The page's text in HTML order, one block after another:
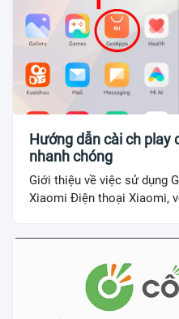
Hướng dẫn cài ch play
nhanh chóng
Giới thiệu về việc sử dụng
Xiaomi Điện thoại Xiaomi,